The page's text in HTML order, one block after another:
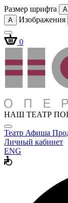
Размер шрифта A
A
Изображения
0
НАШ ТЕАТР
Театр Афиша
Личный кабинет
ENG